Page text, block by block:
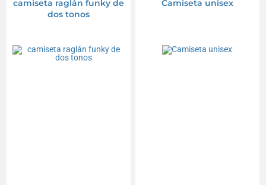
camiseta raglán funky de
dos tonos
Camiseta unisex